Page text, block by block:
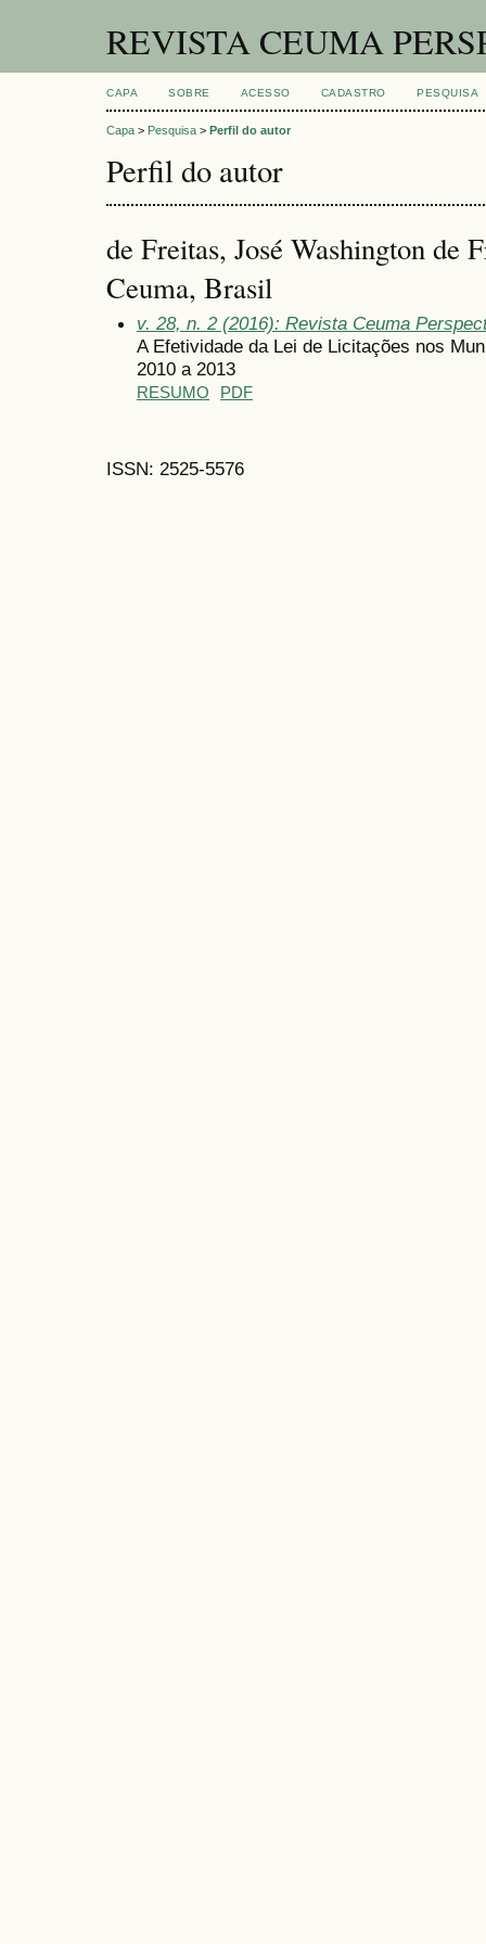
REVISTA CEUMA
CAPA SOBRE ACESSO CADASTRO PESQUISA
Capa > Pesquisa > Perfil do autor
Perfil do autor
de Freitas, José Washington de
Ceuma, Brasil
v. 28, n. 2 (2016): Revista Ceuma
A Efetividade da Lei de Licitações nos
2010 a 2013
RESUMO PDF
ISSN: 2525-5576